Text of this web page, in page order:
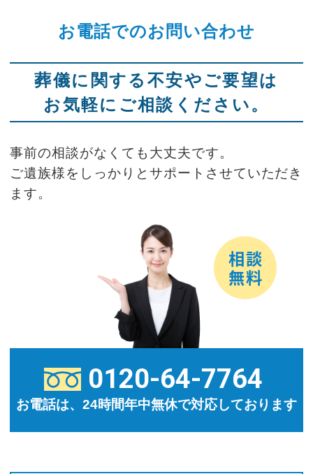
お電話でのお問い合わせ
葬儀に関する不安やご要望は
お気軽にご相談ください。
事前の相談がなくても大丈夫です。
ご遺族様をしっかりとサポートさせていただき
ます。
0120-64-7764
お電話は、24時間年中無休で対応しております